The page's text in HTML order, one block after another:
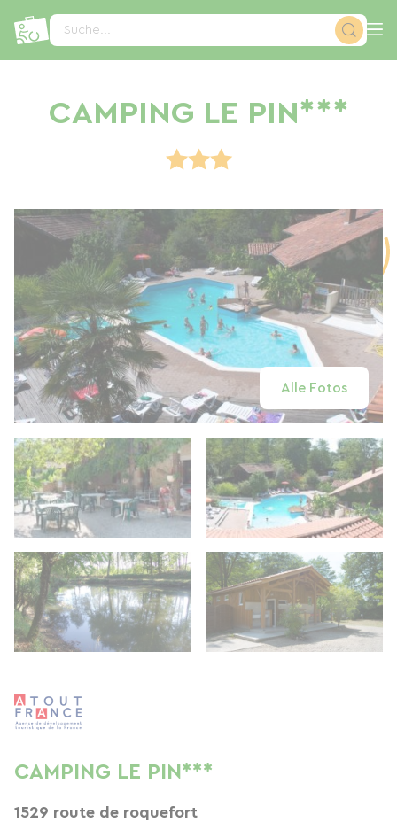
Suche...
CAMPING LE PIN***
Alle Fotos
CAMPING LE PIN***
1529 route de roquefort
Cookie-Einstellungen